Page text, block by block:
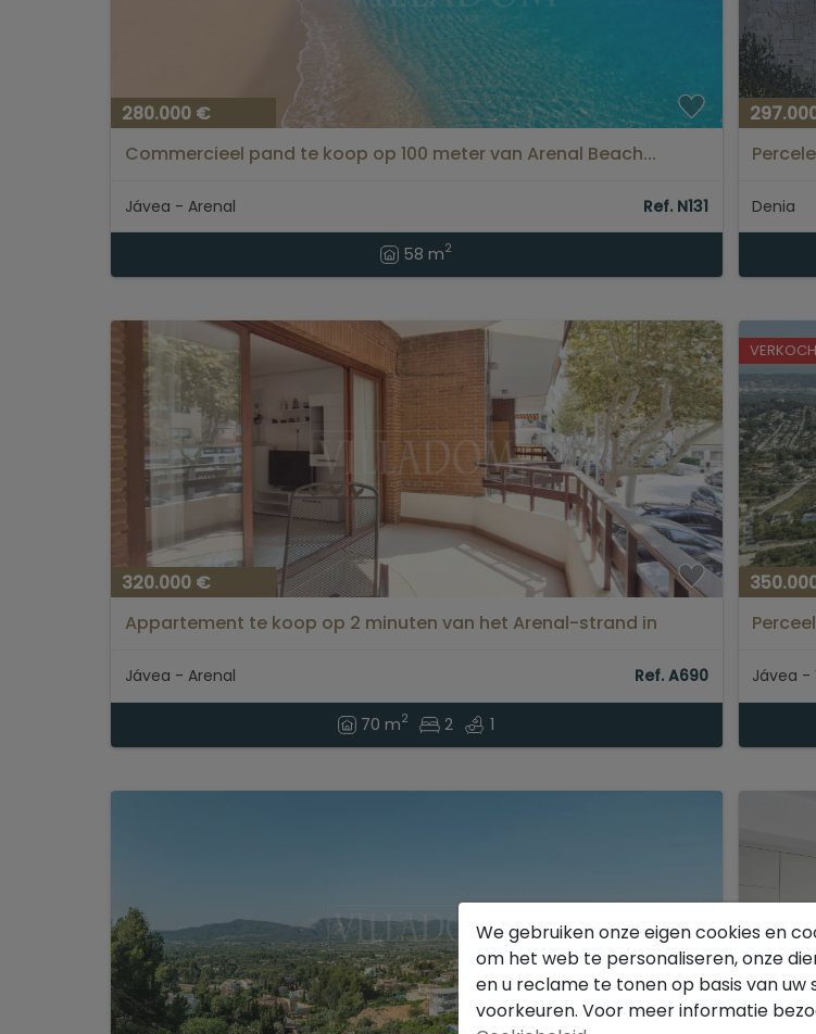
280.000 €
Commercieel pand te koop op 100 meter van Arenal Beach...
Jávea - Arenal Ref. N131
58 m2
Denia
320.000 €
Appartement te koop op 2 minuten van het Arenal-strand in
Jávea - Arenal Ref. A690
70 m2 2 1
Jávea -
We gebruiken onze eigen cookies en
om het web te personaliseren, onze
en u reclame te tonen op basis van uw
voorkeuren. Voor meer informatie